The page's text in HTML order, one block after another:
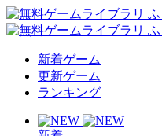
新着ゲーム
更新ゲーム
ランキング